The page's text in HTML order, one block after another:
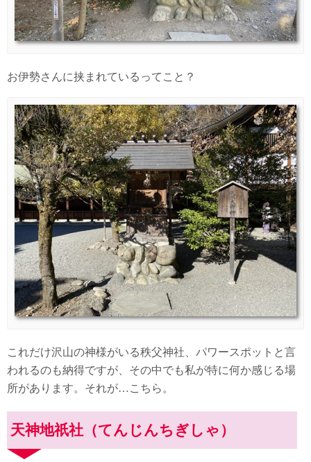
お伊勢さんに挟まれているってこと？
これだけ沢山の神様がいる秩父神社、パワースポットと言
われるのも納得ですが、その中でも私が特に何か感じる場
所があります。それが…こちら。
天神地祇社（てんじんちぎしゃ）